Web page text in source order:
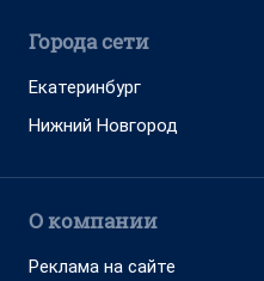
Города сети
Екатеринбург
Нижний Новгород
О компании
Реклама на сайте